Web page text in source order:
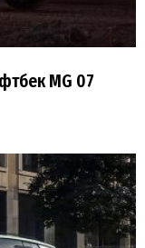
MG 07